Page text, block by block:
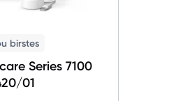
birstes
Series 7100
01